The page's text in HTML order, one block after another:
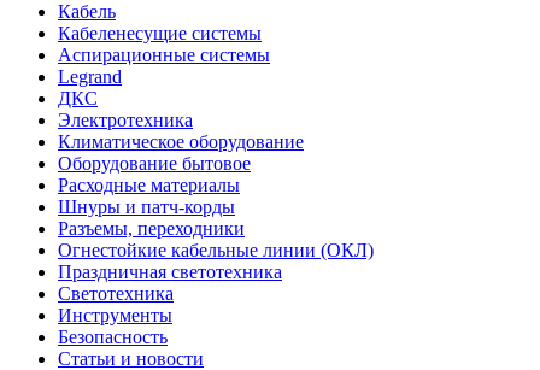
Кабель
Кабеленесущие системы
Аспирационные системы
Legrand
ДКС
Электротехника
Климатическое оборудование
Оборудование бытовое
Расходные материалы
Шнуры и патч-корды
Разъемы, переходники
Огнестойкие кабельные линии (ОКЛ)
Праздничная светотехника
Светотехника
Инструменты
Безопасность
Статьи и новости